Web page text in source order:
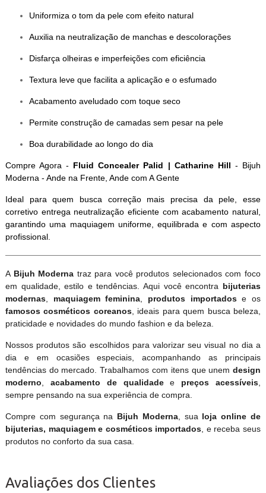
Uniformiza o tom da pele com efeito natural
Auxilia na neutralização de manchas e descolorações
Disfarça olheiras e imperfeições com eficiência
Textura leve que facilita a aplicação e o esfumado
Acabamento aveludado com toque seco
Permite construção de camadas sem pesar na pele
Boa durabilidade ao longo do dia
Compre Agora - Fluid Concealer Palid | Catharine Hill - Bijuh
Moderna - Ande na Frente, Ande com A Gente
Ideal para quem busca correção mais precisa da pele, esse
corretivo entrega neutralização eficiente com acabamento natural,
garantindo uma maquiagem uniforme, equilibrada e com aspecto
profissional.
A Bijuh Moderna traz para você produtos selecionados com foco
em qualidade, estilo e tendências. Aqui você encontra bijuterias
modernas, maquiagem feminina, produtos importadose os
famosos cosméticos coreanos, ideais para quem busca beleza,
praticidade e novidades do mundo fashion e da beleza.
Nossos produtos são escolhidos para valorizar seu visual no dia a
dia e em ocasiões especiais, acompanhando as principais
tendências do mercado. Trabalhamos com itens que unemdesign
moderno, acabamento de qualidadee preços acessíveis,
sempre pensando na sua experiência de compra.
Compre com segurança na Bijuh Moderna, sua loja online de
bijuterias, maquiagem e cosméticos importados, e receba seus
produtos no conforto da sua casa.
Avaliações dos Clientes